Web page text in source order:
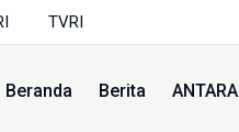
TVRI
Beranda Berita ANTARA